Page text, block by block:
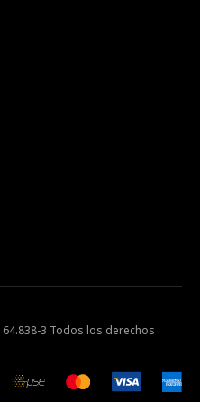
3 Todos los derechos